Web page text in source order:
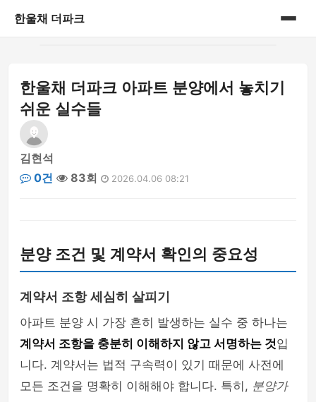
한울채 더파크
게시판
한울채 더파크 아파트 분양에서 놓치기
쉬운 실수들
김현석
0건
83회 2026.04.06 08:21
분양 조건 및 계약서 확인의 중요성
계약서 조항 세심히 살피기
아파트 분양 시 가장 흔히 발생하는 실수 중 하나는
계약서 조항을 충분히 이해하지 않고 서명하는 것입
니다. 계약서는 법적 구속력이 있기 때문에 사전에
모든 조건을 명확히 이해해야 합니다. 특히, 분양가